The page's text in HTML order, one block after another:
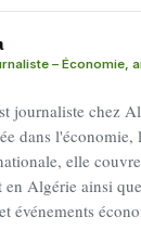
– Économie,
journaliste chez
dans l'économie,
elle
en Algérie ainsi
événements